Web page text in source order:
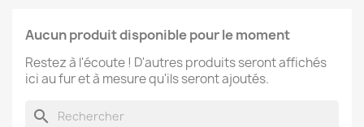
Aucun produit disponible pour le moment
Restez à l'écoute ! D'autres produits seront affichés
ici au fur et à mesure qu'ils seront ajoutés.
search